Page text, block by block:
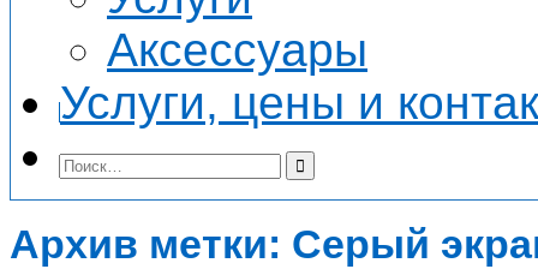
Аксессуары
Услуги, цены и
Архив метки: Серый